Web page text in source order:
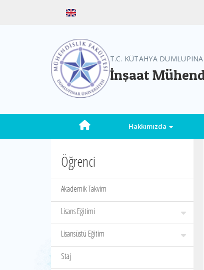
T.C. KÜTAHYA
İnşaat
Hakkımızda
Öğrenci
Akademik Takvim
Lisans Eğitimi
Lisansüstü Eğitim
Staj